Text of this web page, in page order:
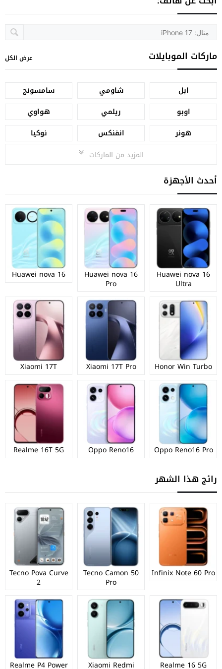
ماركات الموبايلات عرض الكل
ابل شاومي
سامسونج
اوبو
ريلمي
هواوي
هونر
انفنكس
نوكيا
المزيد من الماركات
أحدث الأجهزة
Huawei nova 16
Ultra
Huawei nova 16
Pro
Huawei nova 16
Honor Win Turbo
Xiaomi 17T Pro
Xiaomi 17T
Oppo Reno16 Pro
Oppo Reno16
Realme 16T 5G
رائج هذا الشهر
Infinix Note 60 Pro
Tecno Camon 50
Pro
Tecno Pova Curve
2
Realme 16 5G
Xiaomi Redmi
Realme P4 Power